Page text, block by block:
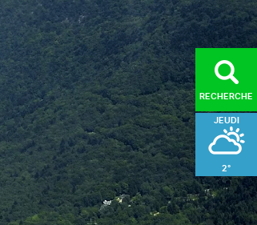
RECHERCHE
JEUDI
2°
VENDREDI